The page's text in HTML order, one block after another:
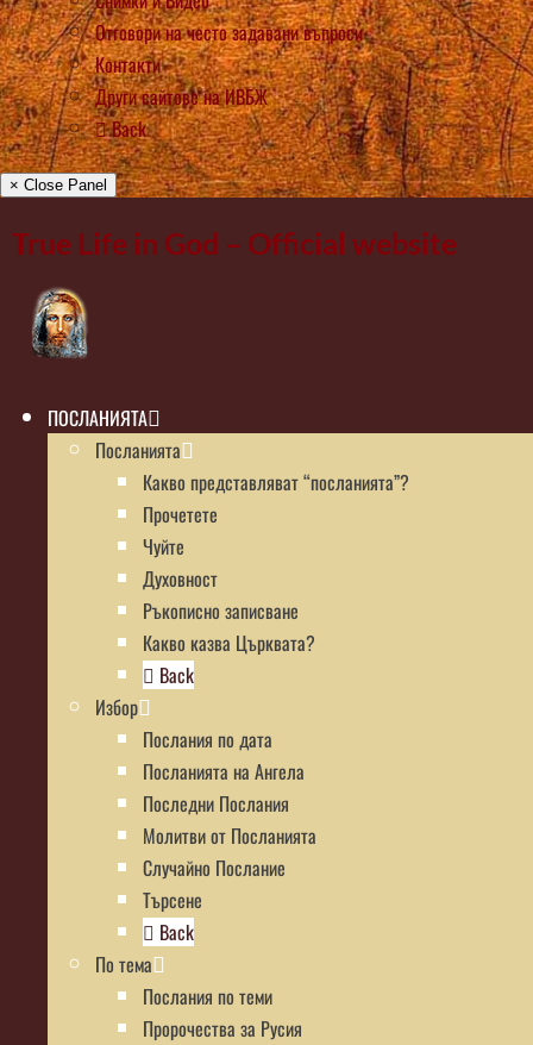
Отговори на често задавани въпроси
Контакти
Други сайтове на ИВБЖ
Back
× Close Panel
True Life in God – Official website
ПОСЛАНИЯТА
Посланията
Какво представляват “посланията”?
Прочетете
Чуйте
Духовност
Ръкописно записване
Какво казва Църквата?
Back
Избор
Послания по дата
Посланията на Ангела
Последни Послания
Молитви от Посланията
Случайно Послание
Търсене
Back
По тема
Послания по теми
Пророчества за Русия